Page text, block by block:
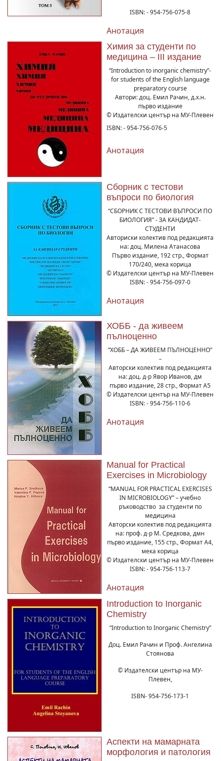
ISBN: - 954-756-075-8
Анотация
Химия за студенти по
медицина – ІІІ издание
“Introduction to inorganic chemistry”-
for students of the English language
preparatory course
Автори: доц. Емил Рачин, д.х.н.
първо издание
© Издателски център на МУ-Плевен
ISBN: - 954-756-076-5
Анотация
Сборник с тестови
въпроси по биология
“СБОРНИК С ТЕСТОВИ ВЪПРОСИ ПО
БИОЛОГИЯ” - ЗА КАНДИДАТ-
СТУДЕНТИ
Авториски колектив под редакцията
на: доц. Милена Атанасова
Първо издание, 192 стр., Формат
170/240, мека корица
© Издателски център на МУ-Плевен
ISBN: - 954-756-097-0
Анотация
ХОББ - да живеем
пълноценно
“ХОББ – ДА ЖИВЕЕМ ПЪЛНОЦЕННО”
–
Авторски колектив под редакцията
на: доц. д-р Явор Иванов, дм
първо издание, 28 стр., Формат А5
© Издателски център на МУ-Плевен
ISBN: - 954-756-110-6
Анотация
Manual for Practical
Exercises in Microbiology
“MANUAL FOR PRACTICAL EXERCISES
IN MICROBIOLOGY” – учебно
ръководство за студенти по
медицина
Авторски колектив под редакцията
на: проф. д-р М. Средкова, дмн
първо издание, 155 стр., Формат А4,
мека корица
© Издателски център на МУ-Плевен
ISBN: - 954-756-113-7
Анотация
Introduction to Inorganic
Chemistry
“Introduction to Inorganic Chemistry”
Доц. Емил Рачин и Проф. Ангелина
Стоянова
© Издателски център на МУ-
Плевен,
ISBN- 954-756-173-1
Аспекти на мамарната
морфология и патология